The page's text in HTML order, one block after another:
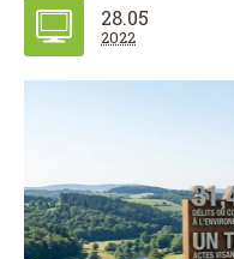
28.05
2022